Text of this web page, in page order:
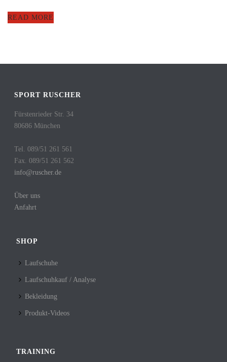
READ MORE
SPORT RUSCHER
Fürstenrieder Str. 34
80686 München
Tel. 089/51 261 561
Fax. 089/51 261 562
info@ruscher.de
Über uns
Anfahrt
SHOP
Laufschuhe
Laufschuhkauf / Analyse
Bekleidung
Produkt-Videos
TRAINING